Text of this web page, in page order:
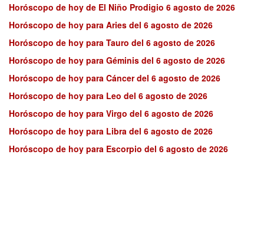
Horóscopo de hoy de El Niño Prodigio 6 agosto de 2026
Horóscopo de hoy para Aries del 6 agosto de 2026
Horóscopo de hoy para Tauro del 6 agosto de 2026
Horóscopo de hoy para Géminis del 6 agosto de 2026
Horóscopo de hoy para Cáncer del 6 agosto de 2026
Horóscopo de hoy para Leo del 6 agosto de 2026
Horóscopo de hoy para Virgo del 6 agosto de 2026
Horóscopo de hoy para Libra del 6 agosto de 2026
Horóscopo de hoy para Escorpio del 6 agosto de 2026